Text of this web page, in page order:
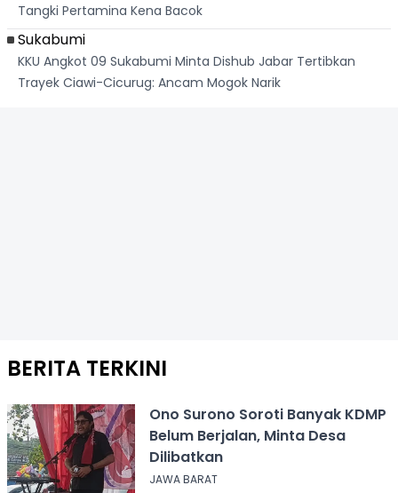
Tangki Pertamina Kena Bacok
Sukabumi
KKU Angkot 09 Sukabumi Minta Dishub Jabar Tertibkan
Trayek Ciawi-Cicurug: Ancam Mogok Narik
BERITA TERKINI
Ono Surono Soroti Banyak KDMP
Belum Berjalan, Minta Desa
Dilibatkan
JAWA BARAT